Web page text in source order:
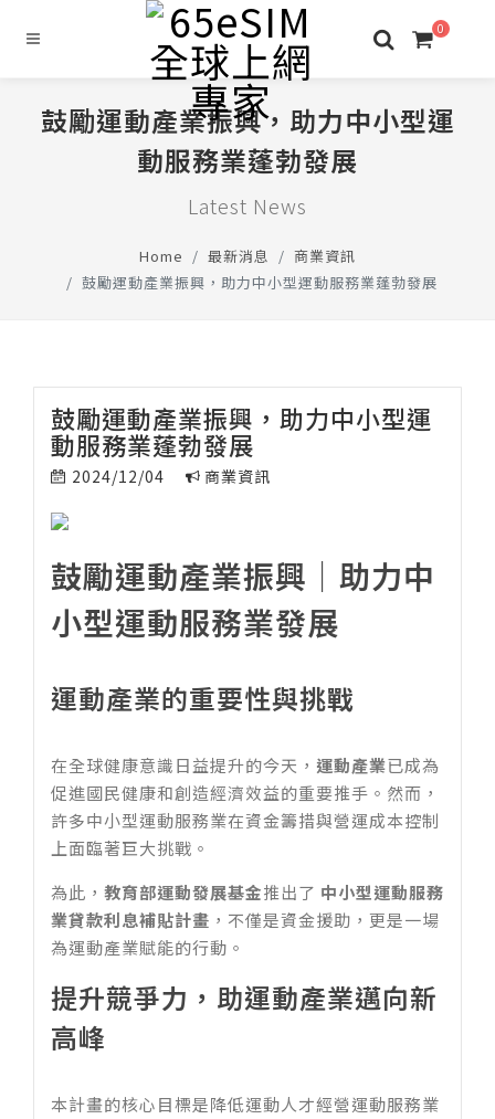
0
鼓勵運動產業振興，助力中小型運
動服務業蓬勃發展
Latest News
Home 最新消息
商業資訊
鼓勵運動產業振興，助力中小型運動服務業蓬勃發展
鼓勵運動產業振興，助力中小型運
動服務業蓬勃發展
2024/12/04 商業資訊
鼓勵運動產業振興｜助力中
小型運動服務業發展
運動產業的重要性與挑戰
在全球健康意識日益提升的今天， 運動產業已成為
促進國民健康和創造經濟效益的重要推手。然而，
許多中小型運動服務業在資金籌措與營運成本控制
上面臨著巨大挑戰。
為此， 教育部運動發展基金推出了 中小型運動服務
業貸款利息補貼計畫 ，不僅是資金援助，更是一場
為運動產業賦能的行動。
提升競爭力，助運動產業邁向新
高峰
本計畫的核心目標是降低運動人才經營運動服務業